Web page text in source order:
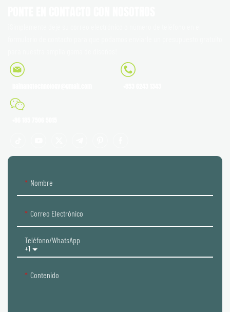
Nombre
Correo Electrónico
+1
Teléfono/WhatsApp
Contenido